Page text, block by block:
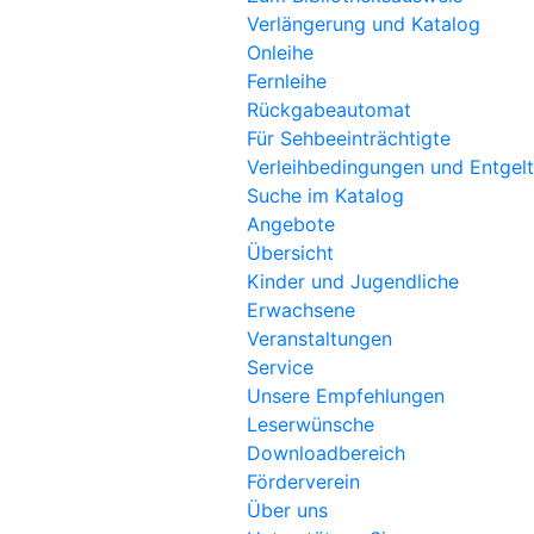
Verlängerung und Katalog
Onleihe
Fernleihe
Rückgabeautomat
Für Sehbeeinträchtigte
Verleihbedingungen und
Suche im Katalog
Angebote
Übersicht
Kinder und Jugendliche
Erwachsene
Veranstaltungen
Service
Unsere Empfehlungen
Leserwünsche
Downloadbereich
Förderverein
Über uns